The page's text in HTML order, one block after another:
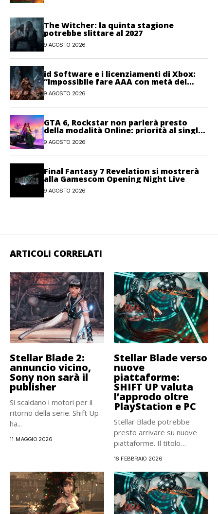
The Witcher: la quinta stagione
potrebbe slittare al 2027
9 AGOSTO 2026
id Software e i licenziamenti di Xbox:
“Impossibile fare AAA con metà del
personale”
9 AGOSTO 2026
GTA 6, Rockstar non parlerà presto
della modalità Online: priorità al single-
player
9 AGOSTO 2026
Final Fantasy 7 Revelation si mostrerà
alla Gamescom Opening Night Live
9 AGOSTO 2026
ARTICOLI CORRELATI
Stellar Blade 2:
annuncio vicino,
Sony non sarà il
publisher
Si scaldano i motori per il
ritorno della serie. Shift Up
ha...
11 MAGGIO 2026
Stellar Blade verso
nuove
piattaforme:
SHIFT UP valuta
l’approdo oltre
PlayStation e PC
Stellar Blade potrebbe
presto arrivare su nuove
piattaforme. Il titolo
16 FEBBRAIO 2026